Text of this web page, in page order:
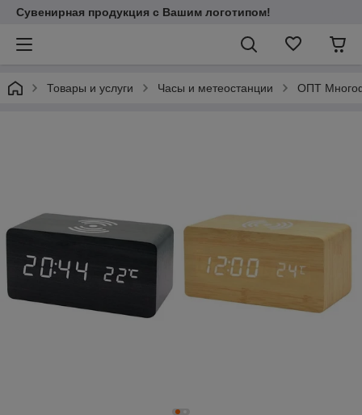
Сувенирная продукция с Вашим логотипом!
Товары и услуги Часы и метеостанции ОПТ